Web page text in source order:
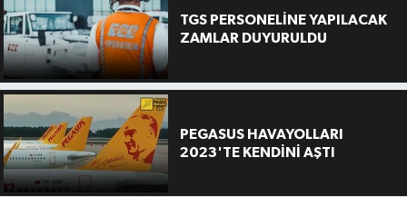
TGS PERSONELİNE YAPILACAK
ZAMLAR DUYURULDU
PEGASUS HAVAYOLLARI
2023'TE KENDİNİ AŞTI